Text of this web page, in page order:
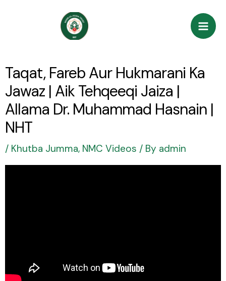
Taqat, Fareb Aur Hukmarani Ka
Jawaz | Aik Tehqeeqi Jaiza |
Allama Dr. Muhammad Hasnain |
NHT
/ Khutba Jumma, NMC Videos / By admin